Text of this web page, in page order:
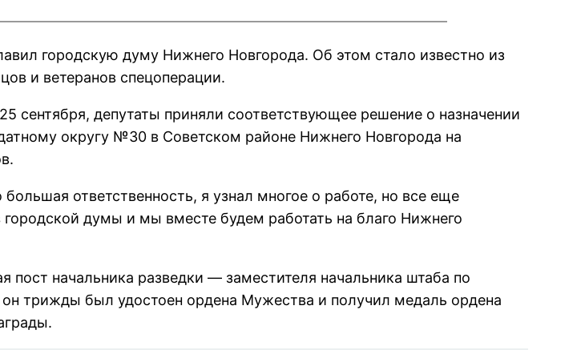
городскую думу Нижнего Новгорода. Об этом стало известно из
и ветеранов спецоперации.
сентября, депутаты приняли соответствующее решение о назначении
округу №30 в Советском районе Нижнего Новгорода на
ответственность, я узнал многое о работе, но все еще
думы и мы вместе будем работать на благо Нижнего
начальника разведки — заместителя начальника штаба по
трижды был удостоен ордена Мужества и получил медаль ордена